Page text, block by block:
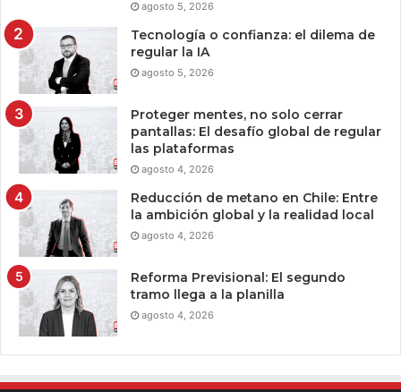
agosto 5, 2026
Tecnología o confianza: el dilema de
regular la IA
agosto 5, 2026
Proteger mentes, no solo cerrar
pantallas: El desafío global de regular
las plataformas
agosto 4, 2026
Reducción de metano en Chile: Entre
la ambición global y la realidad local
agosto 4, 2026
Reforma Previsional: El segundo
tramo llega a la planilla
agosto 4, 2026